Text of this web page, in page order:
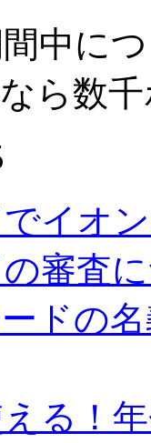
中に
ら数
イオ
審査
ドの
る！